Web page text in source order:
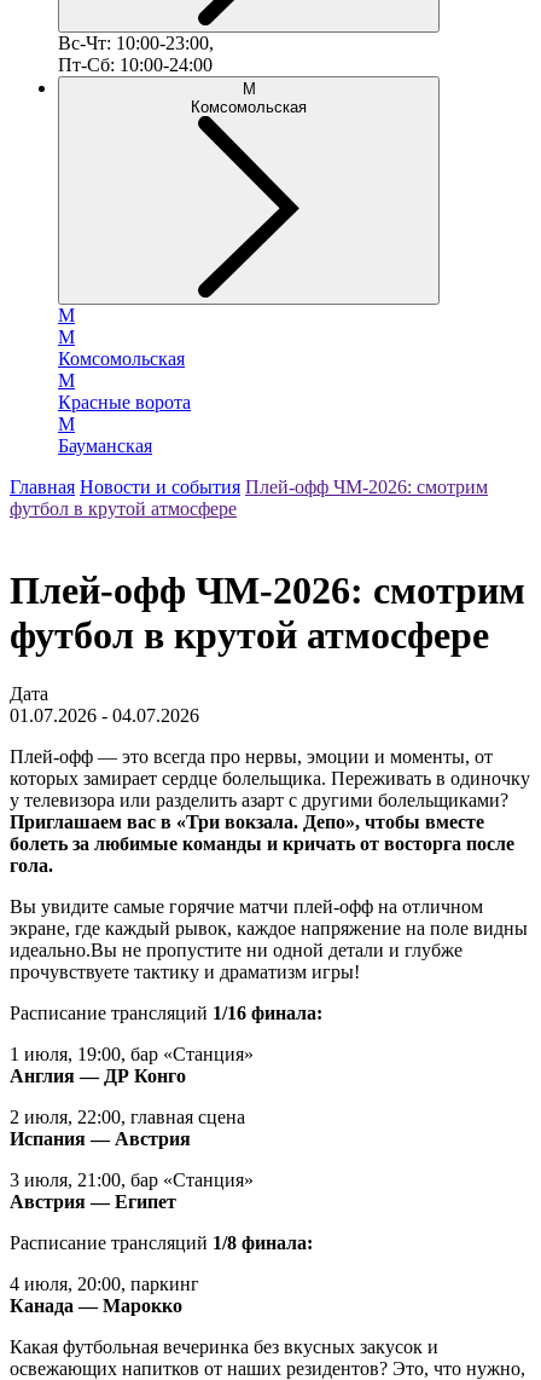
Вс-Чт: 10:00-23:00,
Пт-Сб: 10:00-24:00
М
Комсомольская
М
М
Комсомольская
М
Красные ворота
М
Бауманская
Главная Новости и события Плей‑офф ЧМ‑2026: смотрим
футбол в крутой атмосфере
Плей‑офф ЧМ‑2026: смотрим
футбол в крутой атмосфере
Дата
01.07.2026 - 04.07.2026
Плей‑офф — это всегда про нервы, эмоции и моменты, от
которых замирает сердце болельщика. Переживать в одиночку
у телевизора или разделить азарт с другими болельщиками?
Приглашаем вас в «Три вокзала. Депо», чтобы вместе
болеть за любимые команды и кричать от восторга после
гола.
Вы увидите самые горячие матчи плей‑офф на отличном
экране, где каждый рывок, каждое напряжение на поле видны
идеально.Вы не пропустите ни одной детали и глубже
прочувствуете тактику и драматизм игры!
Расписание трансляций 1/16 финала:
1 июля, 19:00, бар «Станция»
Англия — ДР Конго
2 июля, 22:00, главная сцена
Испания — Австрия
3 июля, 21:00, бар «Станция»
Австрия — Египет
Расписание трансляций 1/8 финала:
4 июля, 20:00, паркинг
Канада — Марокко
Какая футбольная вечеринка без вкусных закусок и
освежающих напитков от наших резидентов? Это, что нужно,